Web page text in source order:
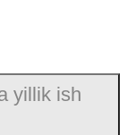
yillik ish